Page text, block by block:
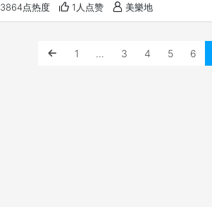
3864点热度 1人点赞 美樂地
1 … 3 4 5 6